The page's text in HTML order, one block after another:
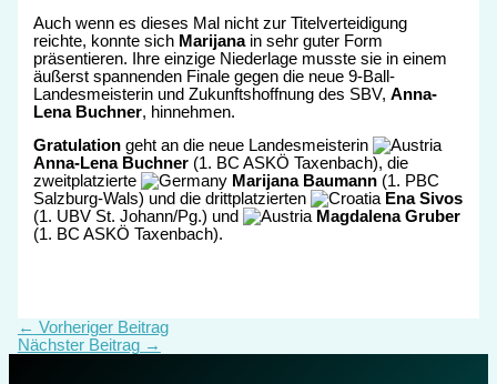
Auch wenn es dieses Mal nicht zur Titelverteidigung
reichte, konnte sich Marijanain sehr guter Form
präsentieren. Ihre einzige Niederlage musste sie in einem
äußerst spannenden Finale gegen die neue 9-Ball-
Landesmeisterin und Zukunftshoffnung des SBV,Anna-
Lena Buchner, hinnehmen.
Gratulation geht an die neue Landesmeisterin
Anna-Lena Buchner (1. BC ASKÖ Taxenbach), die
zweitplatzierte
Marijana Baumann (1. PBC
Salzburg-Wals) und die drittplatzierten
Ena Sivos
(1. UBV St. Johann/Pg.) und
Magdalena Gruber
(1. BC ASKÖ Taxenbach).
← Vorheriger Beitrag
Nächster Beitrag →